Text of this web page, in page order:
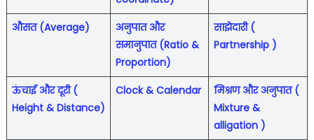
औसत (Average)
अनुपात और
समानुपात (Ratio &
Proportion)
साझेदारी (
Partnership )
ऊंचाई और दूरी (
Height & Distance)
Clock & Calendar
मिश्रण और अनुपात (
Mixture &
alligation )